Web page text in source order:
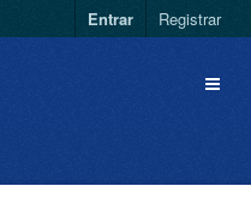
Entrar Registrar